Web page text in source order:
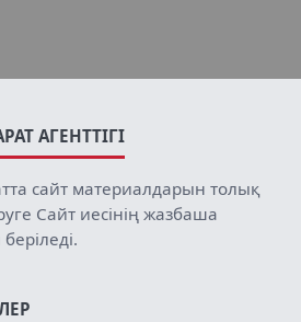
АГЕНТТІГІ
сайт материалдарын толық
Сайт иесінің жазбаша